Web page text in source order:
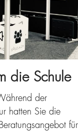
die Schule
der
hatten Sie die
für